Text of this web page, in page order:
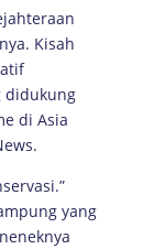
Kisah
didukung
di Asia
yang